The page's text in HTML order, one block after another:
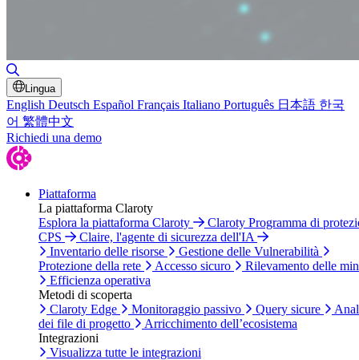
Lingua
English Deutsch Español Français Italiano Português 日本語 한국
어 繁體中文
Richiedi una demo
Piattaforma
La piattaforma Claroty
Esplora la piattaforma Claroty
Claroty Programma di
CPS
Claire, l'agente di sicurezza dell'IA
Inventario delle risorse
Gestione delle Vulnerabilità
Protezione della rete
Accesso sicuro
Rilevamento delle
Efficienza operativa
Metodi di scoperta
Claroty Edge
Monitoraggio passivo Query sicure
dei file di progetto
Arricchimento dell’ecosistema
Integrazioni
Visualizza tutte le integrazioni